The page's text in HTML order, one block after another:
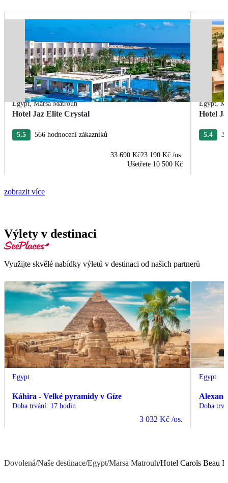
Egypt,Marsa Matrouh
Hotel Jaz Elite Crystal
5.5 566 hodnocení zákazníků
33 690 Kč23 190 Kč /os.
Ušetřete 10 500 Kč
Egypt,
Hotel
5.4
zobrazit více
Výlety v destinaci
Využijte skvělé nabídky výletů v destinaci od našich partnerů
Egypt
Káhira - Velké pyramidy v Gíze
Doba trvání: 17 hodin
3 032 Kč /os.
Egypt
Doba
Dovolená/Naše destinace/Egypt/Marsa Matrouh/Hotel Carols Beau